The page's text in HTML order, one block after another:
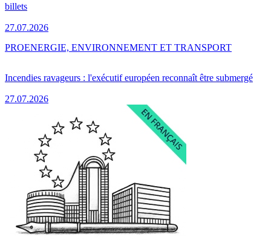
billets
27.07.2026
Incendies ravageurs : l'exécutif européen reconnaît être submergé
27.07.2026
PROENERGIE, ENVIRONNEMENT ET TRANSPORT